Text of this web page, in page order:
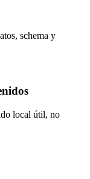
schema y
local útil, no